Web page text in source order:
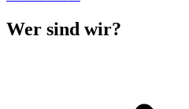
Wer sind wir?